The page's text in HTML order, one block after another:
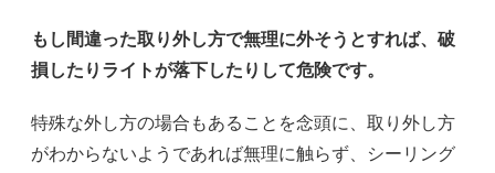
もし間違った取り外し方で無理に外そうとすれば、破
損したりライトが落下したりして危険です。
特殊な外し方の場合もあることを念頭に、取り外し方
がわからないようであれば無理に触らず、シーリング